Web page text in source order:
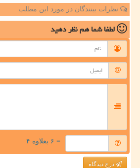
نظرات بینندگان در مورد این مطلب
لطفا شما همنظر دهید
= ۶ بعلاوه ۴
درج دیدگاه